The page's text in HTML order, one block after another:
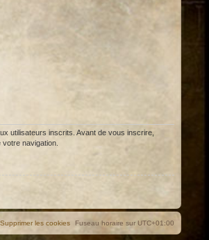
utilisateurs inscrits. Avant de vous inscrire,
votre navigation.
Fuseau horaire sur UTC+01:00
Supprimer les cookies